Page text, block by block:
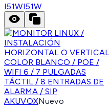
I51WI51W
AKUVOXNuevo